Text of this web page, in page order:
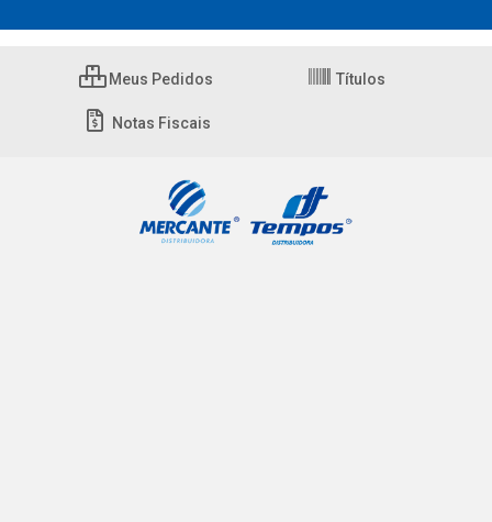
Meus Pedidos Títulos
Notas Fiscais